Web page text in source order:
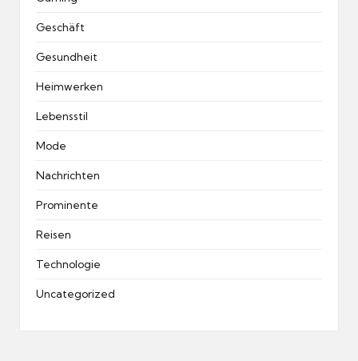
Geschäft
Gesundheit
Heimwerken
Lebensstil
Mode
Nachrichten
Prominente
Reisen
Technologie
Uncategorized